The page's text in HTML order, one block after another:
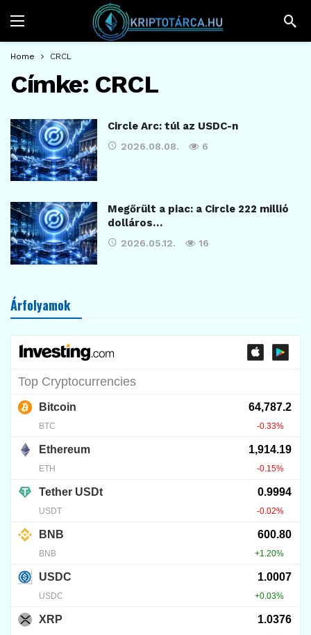
Home CRCL
Címke: CRCL
Circle Arc: túl az USDC-n
2026.08.08. 6
Megőrült a piac: a Circle 222 millió
dolláros…
2026.05.12. 16
Árfolyamok